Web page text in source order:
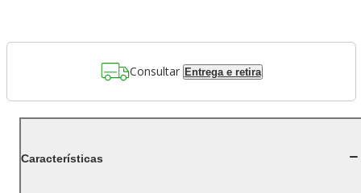
Consultar Entrega e retira
Características